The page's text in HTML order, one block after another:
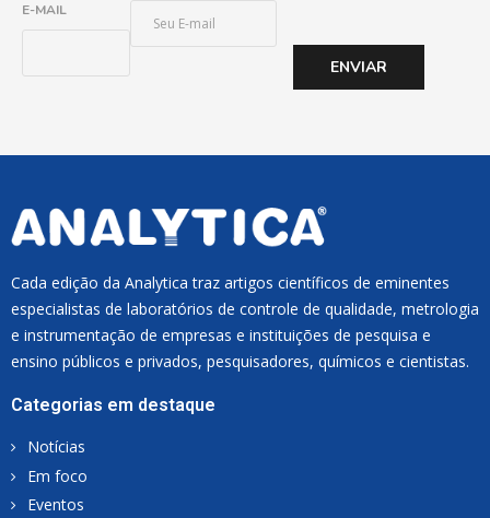
E-MAIL
ENVIAR
Cada edição da Analytica traz artigos científicos de eminentes
especialistas de laboratórios de controle de qualidade, metrologia
e instrumentação de empresas e instituições de pesquisa e
ensino públicos e privados, pesquisadores, químicos e cientistas.
Categorias em destaque
Notícias
Em foco
Eventos